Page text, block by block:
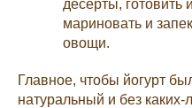
десерты, готовить
мариновать и
овощи.
Главное, чтобы йогурт
натуральный и без